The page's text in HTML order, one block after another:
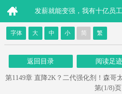
发薪就能变强，我有十亿员
字体 大 中 小 简 繁
返回目录 阅读足迹
第1149章 直降2K？二代强化剂！森哥
第(1/8)页